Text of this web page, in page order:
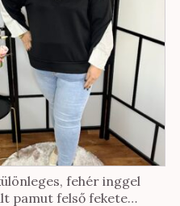
fehér inggel
pamut felső fekete